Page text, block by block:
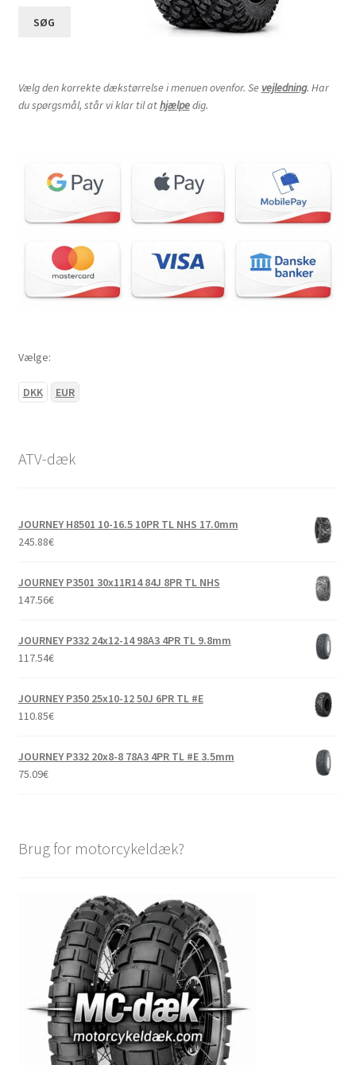
SØG
Vælg den korrekte dækstørrelse i menuen ovenfor. Se vejledning. Har
du spørgsmål, står vi klar til athjælpedig.
Vælge:
DKK EUR
ATV-dæk
JOURNEY H8501 10-16.5 10PR TL NHS 17.0mm
245.88€
JOURNEY P3501 30x11R14 84J 8PR TL NHS
147.56€
JOURNEY P332 24x12-14 98A3 4PR TL 9.8mm
117.54€
JOURNEY P350 25x10-12 50J 6PR TL #E
110.85€
JOURNEY P332 20x8-8 78A3 4PR TL #E 3.5mm
75.09€
Brug for motorcykeldæk?